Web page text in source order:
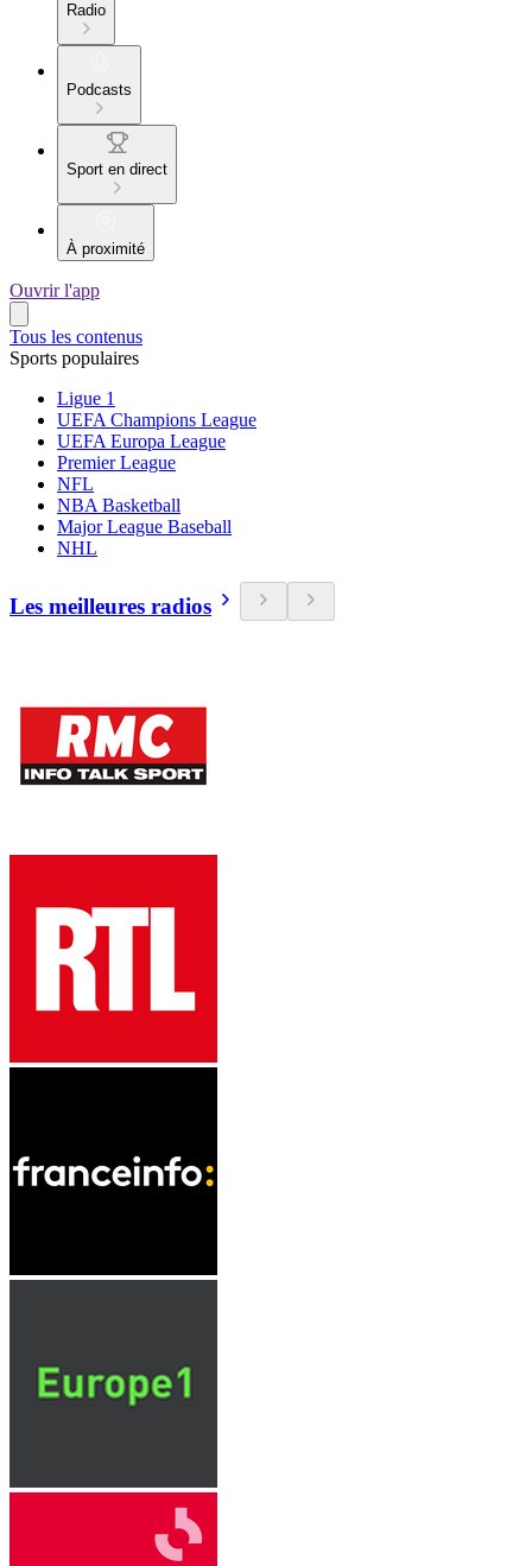
Radio
Podcasts
Sport en direct
À proximité
Ouvrir l'app
Tous les contenus
Sports populaires
Ligue 1
UEFA Champions League
UEFA Europa League
Premier League
NFL
NBA Basketball
Major League Baseball
NHL
Les meilleures radios